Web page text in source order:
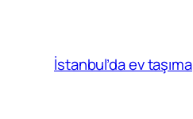
İstanbul’da ev taşıma